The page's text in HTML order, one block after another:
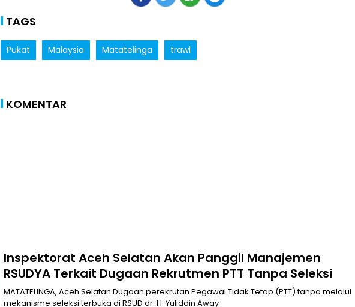
TAGS
Pukat Malaysia Matatelinga trawl
KOMENTAR
Inspektorat Aceh Selatan Akan Panggil Manajemen
RSUDYA Terkait Dugaan Rekrutmen PTT Tanpa Seleksi
MATATELINGA, Aceh Selatan Dugaan perekrutan Pegawai Tidak Tetap (PTT) tanpa melalui
mekanisme seleksi terbuka di RSUD dr. H. Yuliddin Away